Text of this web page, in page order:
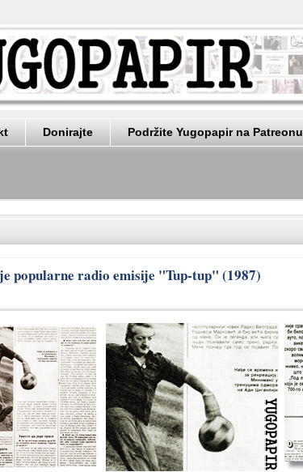
Donirajte Podržite Yugopapir na Patreonu
popularne radio emisije "Tup-tup" (1987)